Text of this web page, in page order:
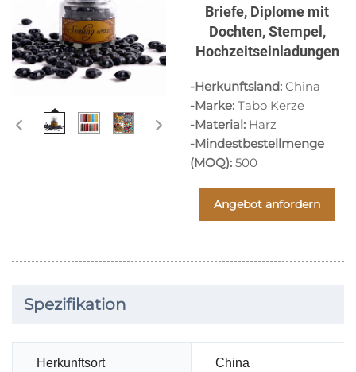
Briefe, Diplome mit
Dochten, Stempel,
Hochzeitseinladungen
-Herkunftsland: China
-Marke: Tabo Kerze
-Material: Harz
-Mindestbestellmenge
(MOQ): 500
Angebot anfordern
Spezifikation
Herkunftsort China